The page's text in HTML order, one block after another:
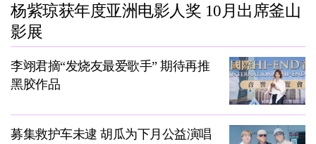
杨紫琼获年度亚洲电影人奖 10月出席釜山
影展
李翊君摘“发烧友最爱歌手” 期待再推
黑胶作品
募集救护车未逮 胡瓜为下月公益演唱